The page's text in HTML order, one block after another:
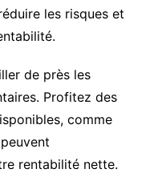
les risques et
de près les
Profitez des
comme
rentabilité nette.